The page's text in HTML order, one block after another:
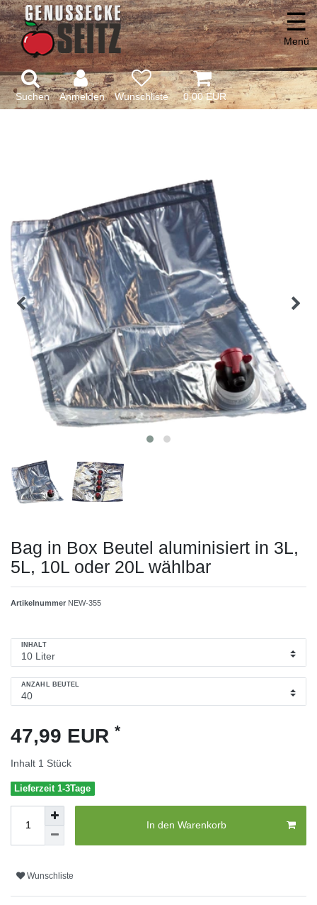
Suchen Anmelden 0,00 EUR
☰
Menü
Bag in Box Beutel aluminisiert in 3L,
5L, 10L oder 20L wählbar
Artikelnummer NEW-355
INHALT
ANZAHL BEUTEL
47,99 EUR *
Inhalt 1 Stück
Lieferzeit 1-3Tage
In den Warenkorb
Wunschliste